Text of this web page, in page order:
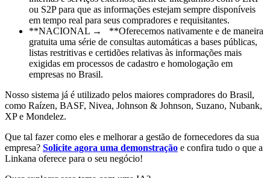
ou S2P para que as informações estejam sempre disponíveis
em tempo real para seus compradores e requisitantes.
**NACIONAL → **Oferecemos nativamente e de maneira
gratuita uma série de consultas automáticas a bases públicas,
listas restritivas e certidões relativas às informações mais
exigidas em processos de cadastro e homologação em
empresas no Brasil.
Nosso sistema já é utilizado pelos maiores compradores do Brasil,
como Raízen, BASF, Nivea, Johnson & Johnson, Suzano, Nubank,
XP e Mondelez.
Que tal fazer como eles e melhorar a gestão de fornecedores da sua
empresa? Solicite agora uma demonstração e confira tudo o que a
Linkana oferece para o seu negócio!